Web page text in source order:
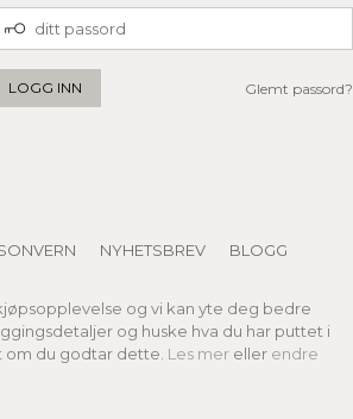
Glemt passord?
NYHETSBREV BLOGG
og vi kan yte deg bedre
og huske hva du har puttet i
om du godtar dette. Les mer eller endre